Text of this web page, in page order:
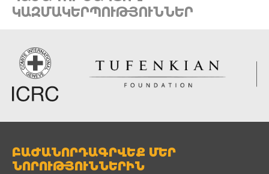
ԿԱԶՄԱԿԵՐՊՈՒԹՅՈՒՆՆԵՐ
ԲԱԺԱՆՈՐԴԱԳՐՎԵՔ ՄԵՐ
ՆՈՐՈՒԹՅՈՒՆՆԵՐԻՆ